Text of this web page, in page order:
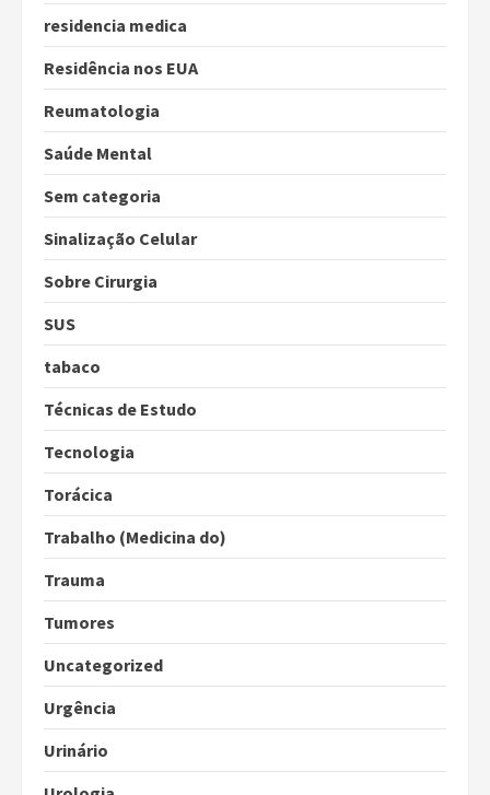
residencia medica
Residência nos EUA
Reumatologia
Saúde Mental
Sem categoria
Sinalização Celular
Sobre Cirurgia
SUS
tabaco
Técnicas de Estudo
Tecnologia
Torácica
Trabalho (Medicina do)
Trauma
Tumores
Uncategorized
Urgência
Urinário